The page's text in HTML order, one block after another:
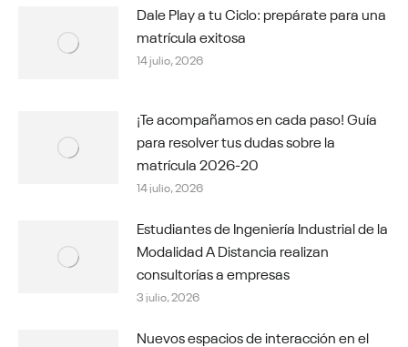
Dale Play a tu Ciclo: prepárate para una
matrícula exitosa
14 julio, 2026
¡Te acompañamos en cada paso! Guía
para resolver tus dudas sobre la
matrícula 2026-20
14 julio, 2026
Estudiantes de Ingeniería Industrial de la
Modalidad A Distancia realizan
consultorías a empresas
3 julio, 2026
Nuevos espacios de interacción en el